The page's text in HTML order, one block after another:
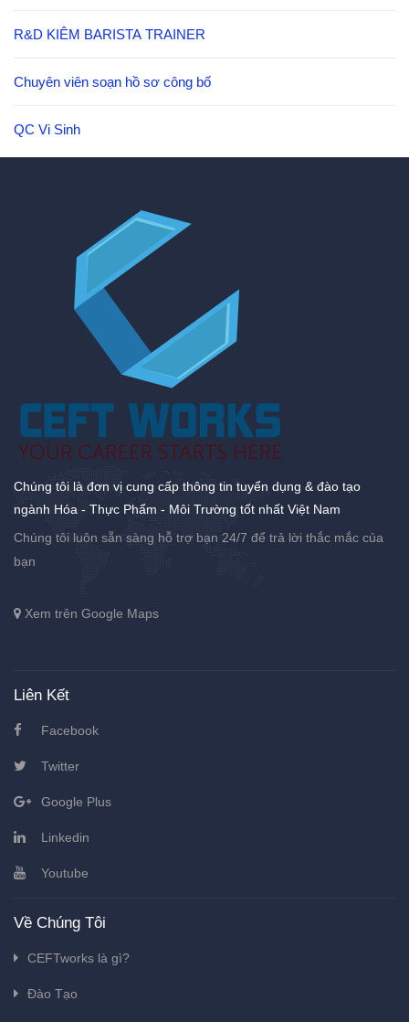
R&D KIÊM BARISTA TRAINER
Chuyên viên soạn hồ sơ công bố
QC Vi Sinh
Chúng tôi là đơn vị cung cấp thông tin tuyển dụng & đào tạo
ngành Hóa - Thực Phẩm - Môi Trường tốt nhất Việt Nam
Chúng tôi luôn sẵn sàng hỗ trợ bạn 24/7 để trả lời thắc mắc của
bạn
Xem trên Google Maps
Liên Kết
Facebook
Twitter
Google Plus
Linkedin
Youtube
Về Chúng Tôi
CEFTworks là gì?
Đào Tạo